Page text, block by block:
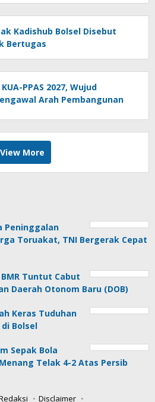
Kadishub Bolsel Disebut
Bertugas
PPAS 2027, Wujud
Arah Pembangunan
View More
Peninggalan
Toruakat, TNI Bergerak Cepat
Tuntut Cabut
Daerah Otonom Baru (DOB)
Keras Tuduhan
Bolsel
Sepak Bola
Telak 4-2 Atas Persib
Disclaimer